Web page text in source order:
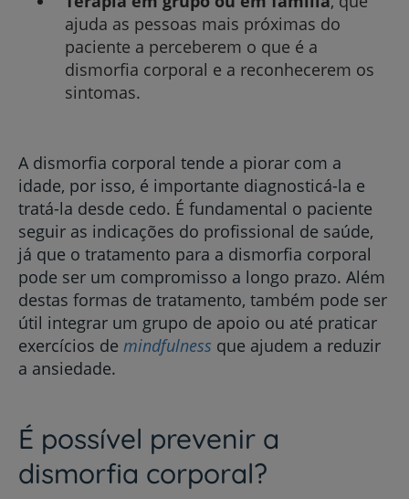
ajuda as pessoas mais próximas do
paciente a perceberem o que é a
dismorfia corporal e a reconhecerem os
sintomas.
A dismorfia corporal tende a piorar com a
idade, por isso, é importante diagnosticá-la e
tratá-la desde cedo. É fundamental o paciente
seguir as indicações do profissional de saúde,
já que o tratamento para a dismorfia corporal
pode ser um compromisso a longo prazo. Além
destas formas de tratamento, também pode ser
útil integrar um grupo de apoio ou até praticar
exercícios de mindfulness que ajudem a reduzir
a ansiedade.
É possível prevenir a
dismorfia corporal?